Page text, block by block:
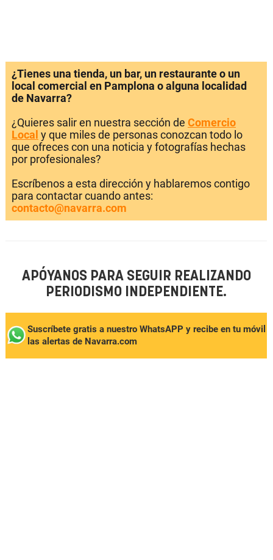
¿Tienes una tienda, un bar, un restaurante o un
local comercial en Pamplona o alguna localidad
de Navarra?
¿Quieres salir en nuestra sección de Comercio
Local y que miles de personas conozcan todo lo
que ofreces con una noticia y fotografías hechas
por profesionales?
Escríbenos a esta dirección y hablaremos contigo
para contactar cuando antes:
contacto@navarra.com
APÓYANOS PARA SEGUIR REALIZANDO
PERIODISMO INDEPENDIENTE.
Suscríbete gratis a nuestro WhatsAPP y recibe en tu móvil
las alertas de Navarra.com